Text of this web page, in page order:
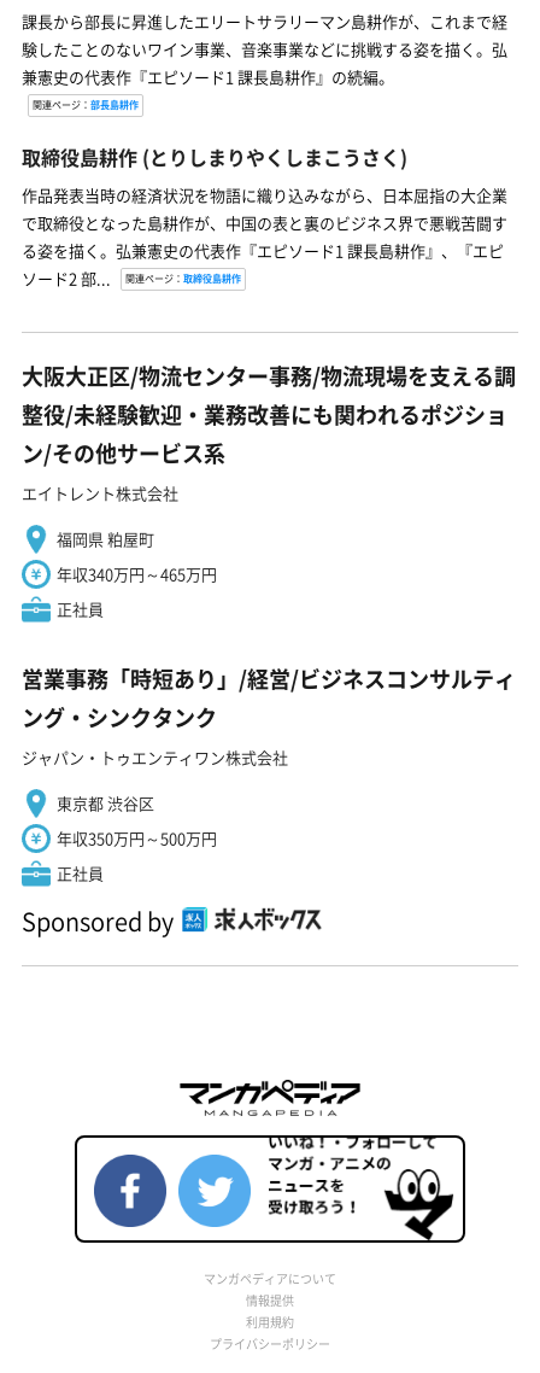
課長から部長に昇進したエリートサラリーマン島耕作が、これまで経
験したことのないワイン事業、音楽事業などに挑戦する姿を描く。弘
兼憲史の代表作『エピソード1 課長島耕作』の続編。
関連ページ： 部長島耕作
取締役島耕作 (とりしまりやくしまこうさく)
作品発表当時の経済状況を物語に織り込みながら、日本屈指の大企業
で取締役となった島耕作が、中国の表と裏のビジネス界で悪戦苦闘す
る姿を描く。弘兼憲史の代表作『エピソード1 課長島耕作』、『エピ
ソード2 部...
関連ページ： 取締役島耕作
大阪大正区/物流センター事務/物流現場を支える調
整役/未経験歓迎・業務改善にも関われるポジショ
ン/その他サービス系
エイトレント株式会社
福岡県 粕屋町
年収340万円～465万円
正社員
営業事務「時短あり」/経営/ビジネスコンサルティ
ング・シンクタンク
ジャパン・トゥエンティワン株式会社
東京都 渋谷区
年収350万円～500万円
正社員
Sponsored by
マンガペディアについて
情報提供
利用規約
プライバシーポリシー